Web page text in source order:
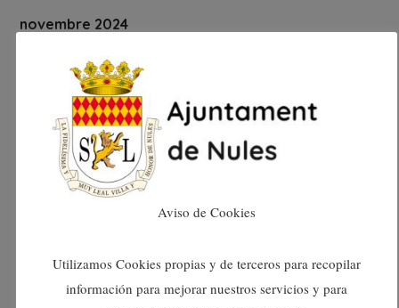
novembre 2024
octubre 2024
setembre 2024
agost 2024
juny 2024
Aviso de Cookies
Utilizamos Cookies propias y de terceros para recopilar
información para mejorar nuestros servicios y para